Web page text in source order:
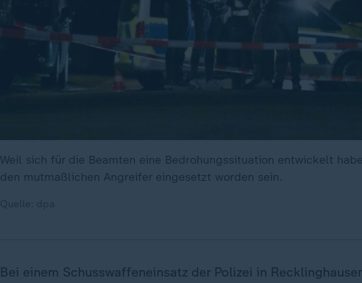
Weil sich für die Beamten eine Bedrohungssituation entwickelt
den mutmaßlichen Angreifer eingesetzt worden sein.
Bei einem Schusswaffeneinsatz der Polizei in